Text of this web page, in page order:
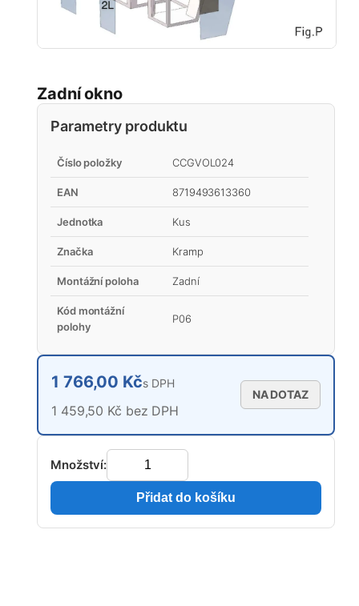
Zadní okno
Parametry produktu
Číslo položky CCGVOL024
EAN 8719493613360
Jednotka Kus
Značka Kramp
Montážní poloha Zadní
Kód montážní
polohy
P06
1 766,00 Kčs DPH
1 459,50 Kč bez DPH
NA DOTAZ
Množství:
Přidat do košíku